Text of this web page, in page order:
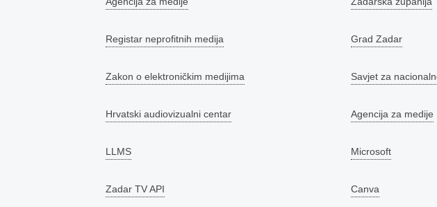
Registar neprofitnih medija
Zakon o elektroničkim medijima
Hrvatski audiovizualni centar
LLMS
Zadar TV API
Grad Zadar
Savjet za
Agencija za medije
Microsoft
Canva